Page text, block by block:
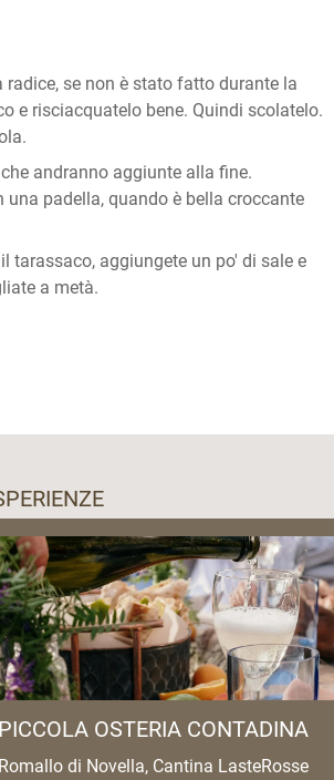
se non è stato fatto durante la
e risciacquatelo bene. Quindi scolatelo.
andranno aggiunte alla fine.
padella, quando è bella croccante
tarassaco, aggiungete un po' di sale e
a metà.
PICCOLA OSTERIA CONTADINA
Romallo di Novella, Cantina LasteRosse